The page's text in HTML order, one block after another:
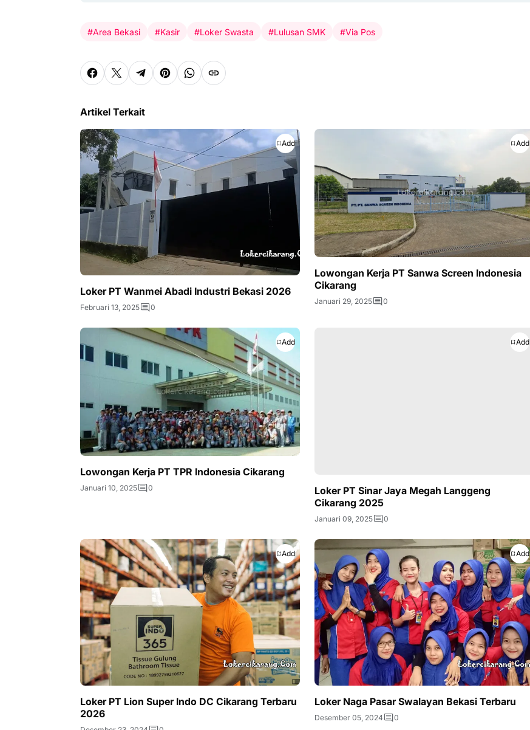
#Area Bekasi #Kasir #Loker Swasta #Lulusan SMK #Via Pos
Artikel Terkait
Add
Loker PT Wanmei Abadi Industri Bekasi 2026
Februari 13, 2025 0
Add
Lowongan Kerja PT Sanwa Screen Indonesia
Cikarang
Januari 29, 2025 0
Add
Lowongan Kerja PT TPR Indonesia Cikarang
Januari 10, 2025 0
Add
Loker PT Sinar Jaya Megah Langgeng
Cikarang 2025
Januari 09, 2025 0
Add
Loker PT Lion Super Indo DC Cikarang Terbaru
2026
Add
Loker Naga Pasar Swalayan Bekasi Terbaru
Desember 05, 2024 0